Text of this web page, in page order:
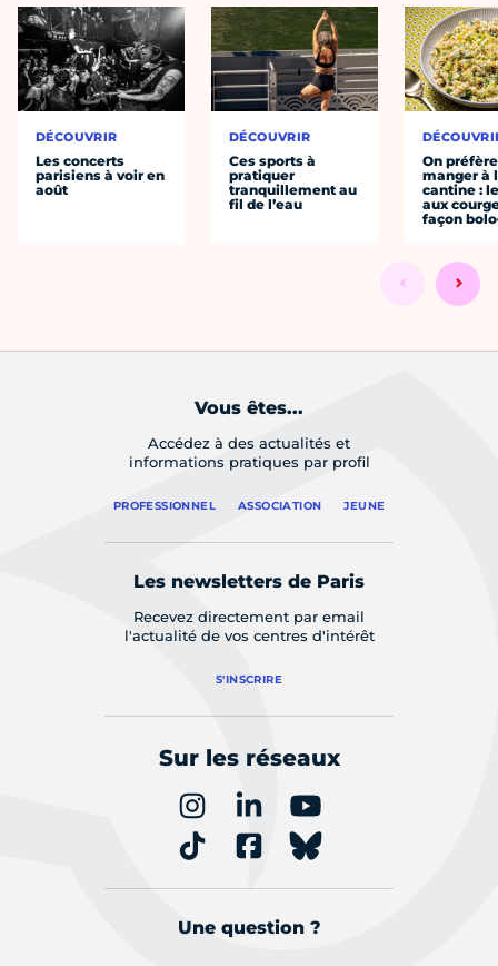
DÉCOUVRIR
Les concerts
parisiens à voir en
août
DÉCOUVRIR
Ces sports à
pratiquer
tranquillement au
fil de l’eau
On préfère
manger à
cantine :
aux
façon
Vous êtes...
Accédez à des actualités et
informations pratiques par profil
PROFESSIONNEL ASSOCIATION JEUNE
Les newsletters de Paris
Recevez directement par email
l'actualité de vos centres d'intérêt
S'INSCRIRE
Sur les réseaux
Une question ?